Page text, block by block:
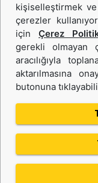
İş Makinası
İkinci el
Gizlilik Politikası
Çerez politikası
Kişisel Verilerin
kişiselleştirmek
çerezler
için Çerez
gerekli olmayan
aracılığıyla
aktarılmasına
butonuna